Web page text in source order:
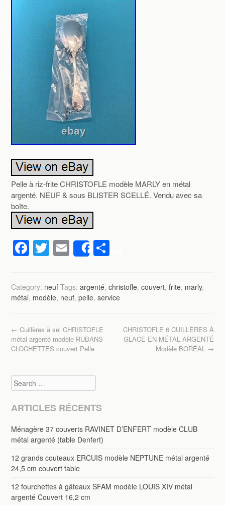
Pelle à riz-frite CHRISTOFLE modèle MARLY en métal
argenté. NEUF & sous BLISTER SCELLÉ. Vendu avec sa
boîte.
F
c
e
o
o
T
tt
er
E
m
ail
Share
ta
g
Category: neuf Tags:argenté,christofle,couvert,frite, marly,
métal, modèle, neuf,pelle,service
Post navigation
← Cuillères à sel CHRISTOFLE
métal argenté modèle RUBANS
CLOCHETTES couvert Pelle
CHRISTOFLE 6 CUILLÈRES À
GLACE EN MÉTAL ARGENTÉ
Modèle BORÉAL →
Search
ARTICLES RÉCENTS
Ménagère 37 couverts RAVINET D’ENFERT modèle CLUB
métal argenté (table Denfert)
12 grands couteaux ERCUIS modèle NEPTUNE métal argenté
24,5 cm couvert table
12 fourchettes à gâteaux SFAM modèle LOUIS XIV métal
argenté Couvert 16,2 cm